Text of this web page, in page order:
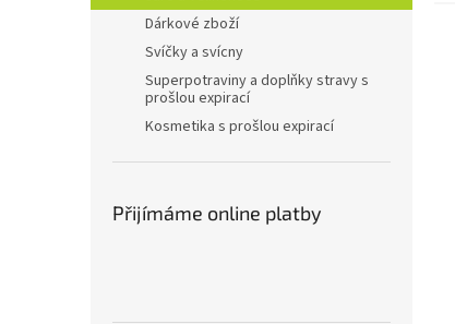
Dárkové zboží
Svíčky a svícny
Superpotraviny a doplňky stravy s
prošlou expirací
Kosmetika s prošlou expirací
Přijímáme online platby